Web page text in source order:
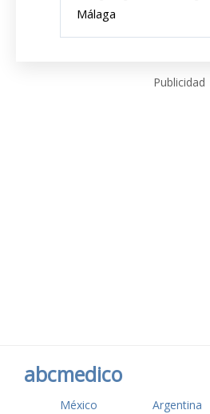
Málaga
Publicidad
abcmedico
México Argentina